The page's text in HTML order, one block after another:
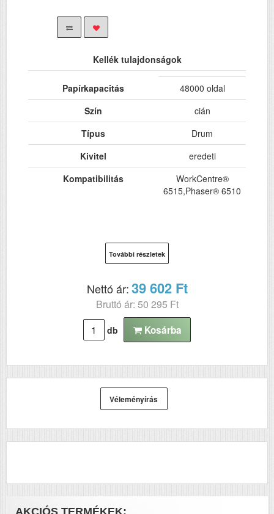
Kellék tulajdonságok
Papírkapacitás
48000 oldal
Szín
cián
Típus
Drum
Kivitel
eredeti
Kompatibilitás
WorkCentre®
6515,Phaser® 6510
További részletek
Nettó ár:39 602 Ft
Bruttó ár: 50 295 Ft
db Kosárba
Véleményírás
AKCIÓS TERMÉKEK: